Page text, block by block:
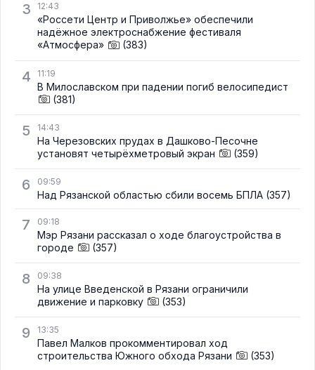
3 12:43
«Россети Центр и Приволжье» обеспечили
надёжное электроснабжение фестиваля
«Атмосфера»
(383)
4 11:19
В Милославском при падении погиб велосипедист
(381)
5 14:43
На Черезовских прудах в Дашково-Песочне
установят четырёхметровый экран
(359)
6 09:59
Над Рязанской областью сбили восемь БПЛА (357)
7 09:18
Мэр Рязани рассказал о ходе благоустройства в
городе
(357)
8 09:38
На улице Введенской в Рязани ограничили
движение и парковку
(353)
9 13:35
Павел Малков прокомментировал ход
строительства Южного обхода Рязани
(353)